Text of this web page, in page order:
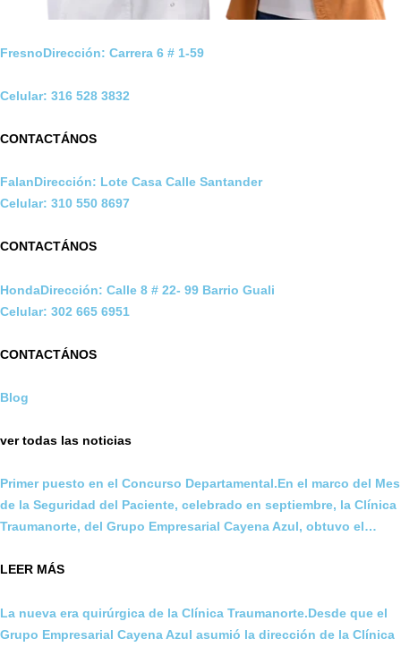
FresnoDirección: Carrera 6 # 1-59
Celular: 316 528 3832
CONTACTÁNOS
FalanDirección: Lote Casa Calle Santander
Celular: 310 550 8697
CONTACTÁNOS
HondaDirección: Calle 8 # 22- 99 Barrio Guali
Celular: 302 665 6951
CONTACTÁNOS
Blog
ver todas las noticias
Primer puesto en el Concurso Departamental.En el marco del Mes
de la Seguridad del Paciente, celebrado en septiembre, la Clínica
Traumanorte, del Grupo Empresarial Cayena Azul, obtuvo el…
LEER MÁS
La nueva era quirúrgica de la Clínica Traumanorte.Desde que el
Grupo Empresarial Cayena Azul asumió la dirección de la Clínica